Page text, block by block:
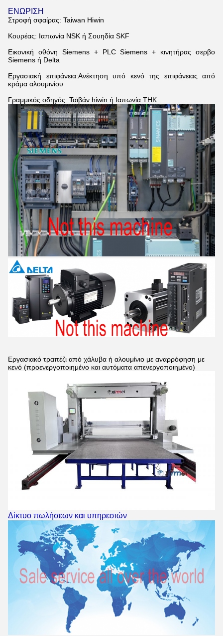
ΕΝΩΡΙΣΗ
Στροφή σφαίρας: Taiwan Hiwin
Κουρέας: Ιαπωνία NSK ή Σουηδία SKF
Εικονική οθόνη Siemens + PLC Siemens + κινητήρας σερβο
Siemens ή Delta
Εργασιακή επιφάνεια:Ανέκτηση υπό κενό της επιφάνειας από
κράμα αλουμινίου
Γραμμικός οδηγός: Ταϊβάν hiwin ή Ιαπωνία THK
Εργασιακό τραπέζι από χάλυβα ή αλουμίνιο με αναρρόφηση με
κενό (προενεργοποιημένο και αυτόματα απενεργοποιημένο)
Δίκτυο πωλήσεων και υπηρεσιών